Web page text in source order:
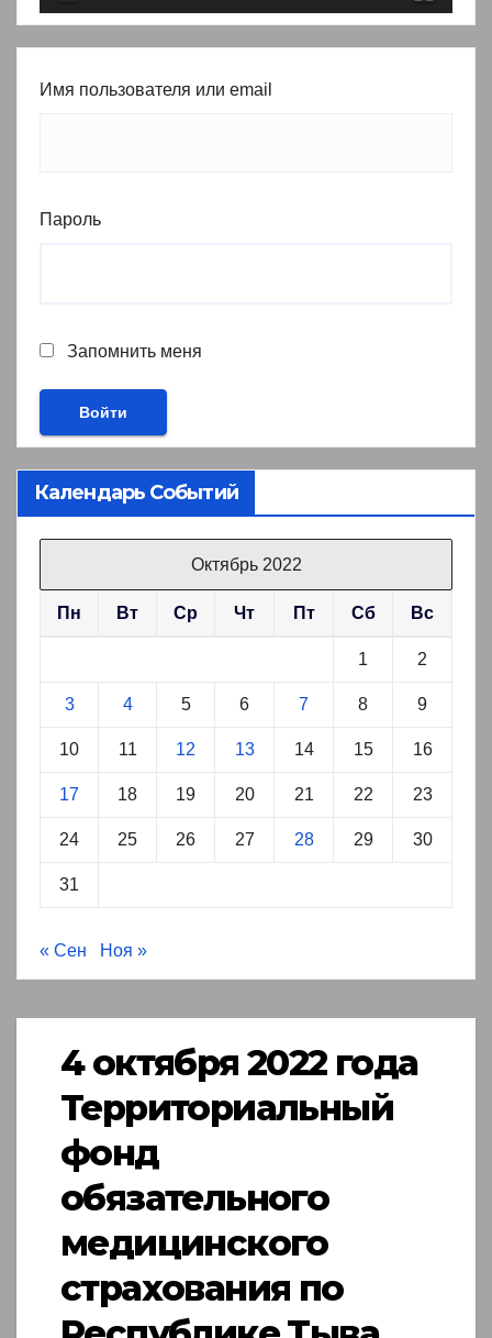
Имя пользователя или email
Пароль
Запомнить меня
Календарь Событий
Октябрь 2022
Пн Вт Ср Чт Пт Сб Вс
1 2
3 4 5 6 7 8 9
10 11 12 13 14 15 16
17 18 19 20 21 22 23
24 25 26 27 28 29 30
31
« Сен Ноя »
4 октября 2022 года
Территориальный
фонд
обязательного
медицинского
страхования по